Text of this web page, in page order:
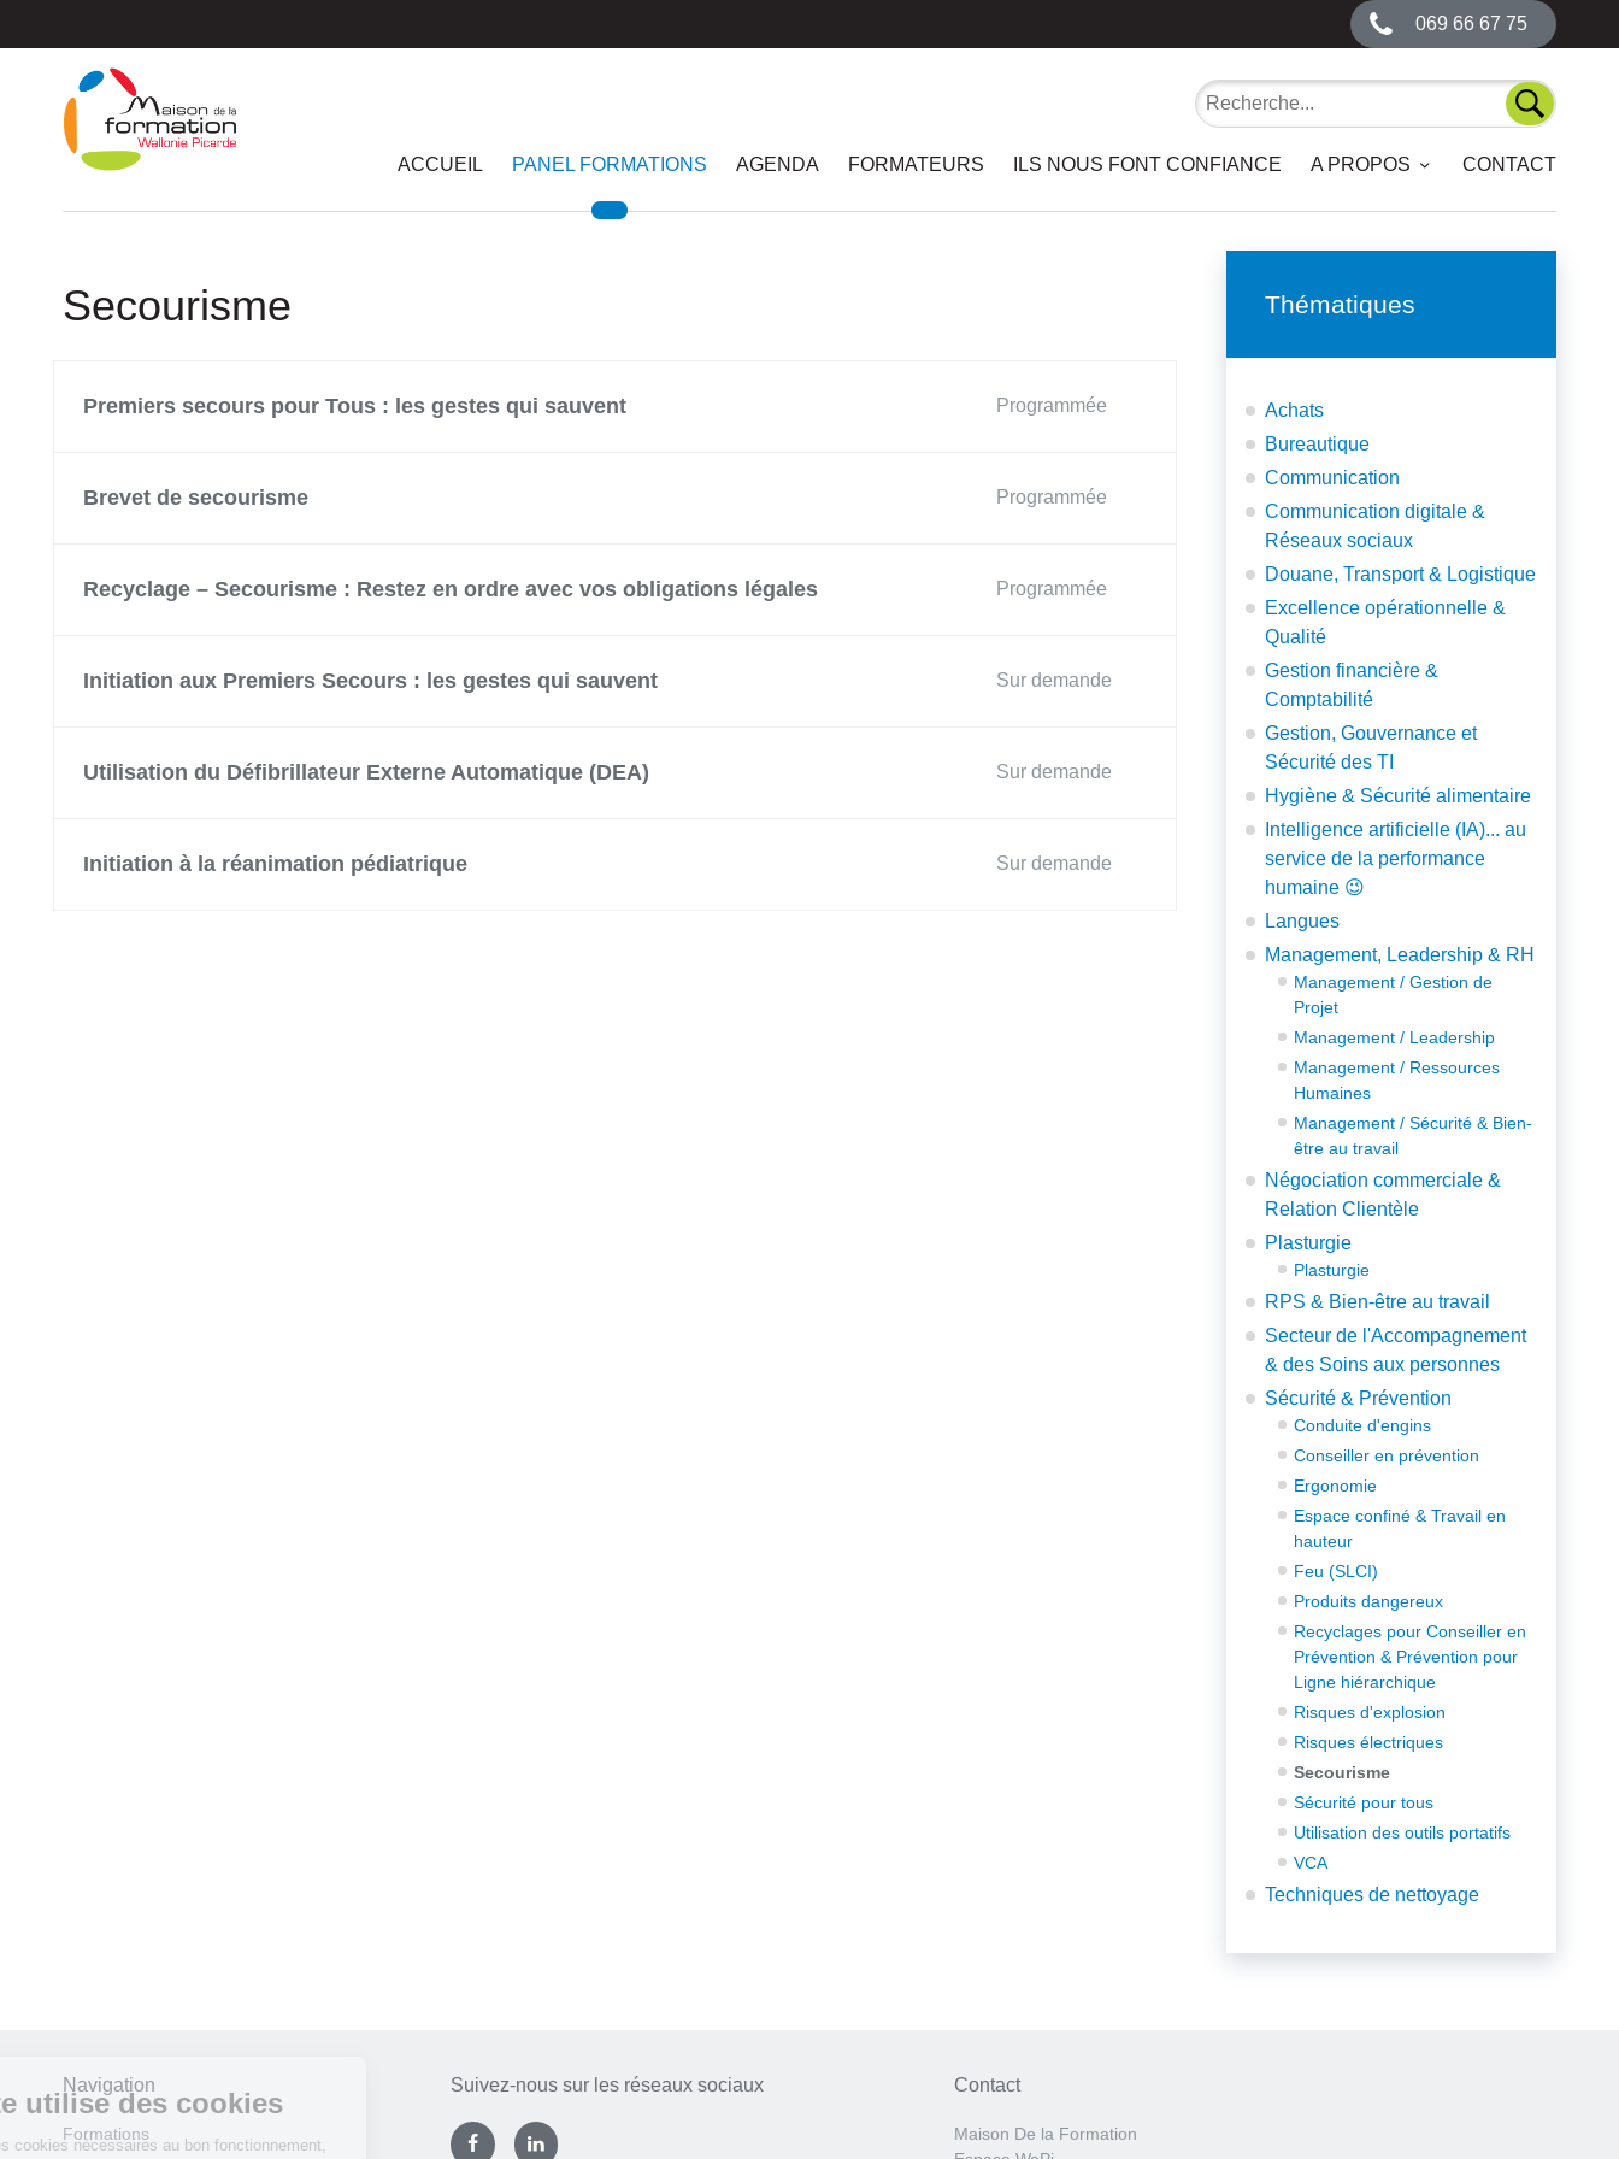
principal
069 66 67 75
ACCUEIL PANEL FORMATIONS AGENDA FORMATEURS ILS NOUS FONT CONFIANCE A PROPOS CONTACT
Recherche
Secourisme
Premiers secours pour Tous : les gestes qui sauvent Programmée
Brevet de secourisme Programmée
Recyclage – Secourisme : Restez en ordre avec vos obligations légales Programmée
Initiation aux Premiers Secours : les gestes qui sauvent Sur demande
Utilisation du Défibrillateur Externe Automatique (DEA) Sur demande
Initiation à la réanimation pédiatrique Sur demande
Thématiques
Achats
Bureautique
Communication
Communication digitale &
Réseaux sociaux
Douane, Transport & Logistique
Excellence opérationnelle &
Qualité
Gestion financière &
Comptabilité
Gestion, Gouvernance et
Sécurité des TI
Hygiène & Sécurité alimentaire
Intelligence artificielle (IA)... au
service de la performance
humaine 😉
Langues
Management, Leadership & RH
Management / Gestion de
Projet
Management / Leadership
Management / Ressources
Humaines
Management / Sécurité & Bien-
être au travail
Négociation commerciale &
Relation Clientèle
Plasturgie
Plasturgie
RPS & Bien-être au travail
Secteur de l'Accompagnement
& des Soins aux personnes
Sécurité & Prévention
Conduite d'engins
Conseiller en prévention
Ergonomie
Espace confiné & Travail en
hauteur
Feu (SLCI)
Produits dangereux
Recyclages pour Conseiller en
Prévention & Prévention pour
Ligne hiérarchique
Risques d'explosion
Risques électriques
Secourisme
Sécurité pour tous
Utilisation des outils portatifs
VCA
Techniques de nettoyage
Navigation
Formations
Suivez-nous sur les réseaux sociaux Contact
Maison De la Formation